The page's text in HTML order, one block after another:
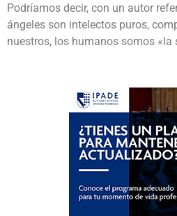
Podríamos decir, con un autor
ángeles son intelectos puros,
nuestros, los humanos somos «la